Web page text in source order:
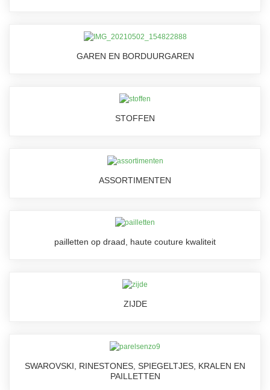
GAREN EN BORDUURGAREN
STOFFEN
ASSORTIMENTEN
pailletten op draad, haute couture kwaliteit
ZIJDE
SWAROVSKI, RINESTONES, SPIEGELTJES, KRALEN EN
PAILLETTEN